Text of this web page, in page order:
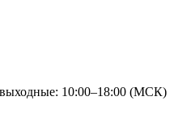
выходные: 10:00–18:00 (МСК)